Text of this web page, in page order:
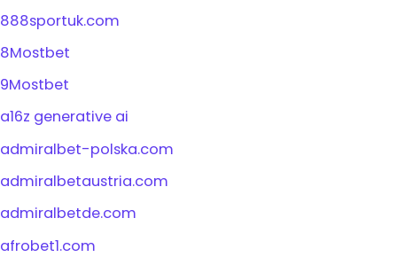
888sportuk.com
8Mostbet
9Mostbet
a16z generative ai
admiralbet-polska.com
admiralbetaustria.com
admiralbetde.com
afrobet1.com